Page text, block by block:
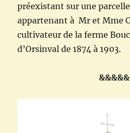
préexistant sur une
appartenant à Mr et Mme
cultivateur de la ferme
d’Orsinval de 1874 à 1903.
&&&&&